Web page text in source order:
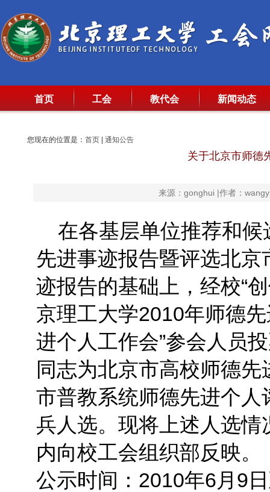
首页 工会 教代会 新闻动态
您现在的位置是： 首页 通知公告
关于北京市师德
来源：gonghui |作者：
在各基层单位推荐和候
先进事迹报告暨评选北京
迹报告的基础上，经校“
京理工大学2010年师德
进个人工作会”参会人员
同志为北京市高校师德
市普教系统师德先进个
兵人选。现将上述人选
内向校工会组织部反映。
公示时间：2010年6月9